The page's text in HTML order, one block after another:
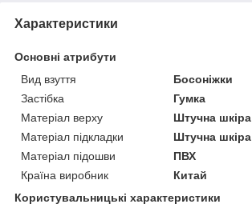
Характеристики
Основні атрибути
Вид взуття
Босоніжки
Застібка
Гумка
Матеріал верху
Штучна шкіра
Матеріал підкладки
Штучна шкіра
Матеріал підошви
ПВХ
Країна виробник
Китай
Користувальницькі характеристики